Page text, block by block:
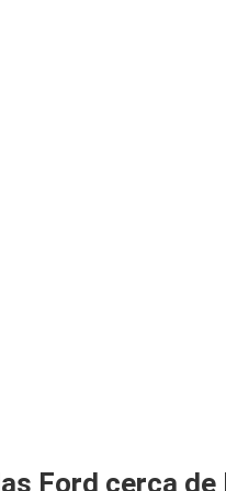
Ford cerca de